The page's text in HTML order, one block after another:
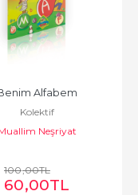
Alfabem
Kolektif
Neşriyat
100,00TL
60,00TL